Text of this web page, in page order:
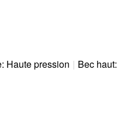
Haute pression | Bec haut: